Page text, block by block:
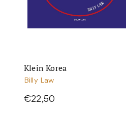
Klein Korea
Billy Law
€22,50